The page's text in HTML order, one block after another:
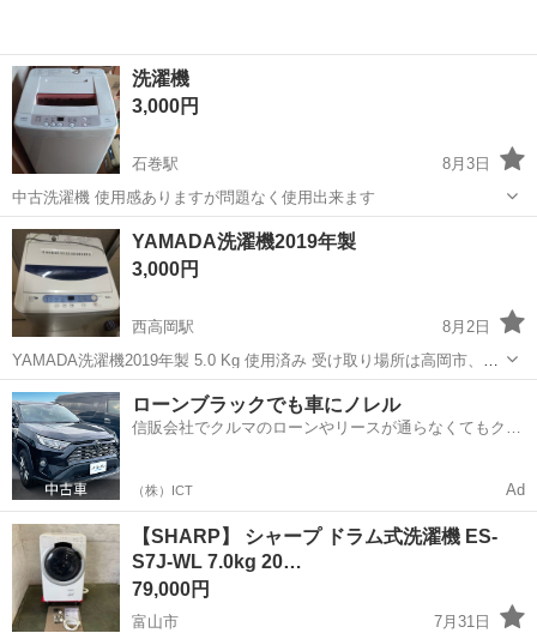
洗濯機
3,000円
石巻駅
8月3日
中古洗濯機 使用感ありますが問題なく使用出来ます
富山 高岡市 生活家電
YAMADA洗濯機2019年製
3,000円
西高岡駅
8月2日
YAMADA洗濯機2019年製 5.0 Kg 使用済み 受け取り場所は高岡市、野
村.富山 高岡市 西高岡駅 生活家電
ローンブラックでも車にノレル
信販会社でクルマのローンやリースが通らなくてもクル
（株）ICT Ad
【SHARP】 シャープ ドラム式洗濯機 ES-
S7J-WL 7.0kg 20…
79,000円
富山市
7月31日